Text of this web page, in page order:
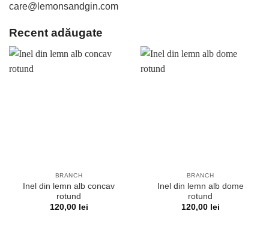
care@lemonsandgin.com
Recent adăugate
BRANCH
Inel din lemn alb concav
rotund
120,00 lei
BRANCH
Inel din lemn alb dome
rotund
120,00 lei